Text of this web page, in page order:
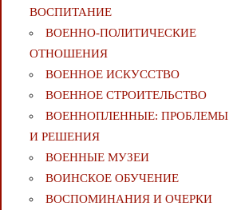
ВОСПИТАНИЕ
ВОЕННО-ПОЛИТИЧЕСКИE
ОТНОШЕНИЯ
ВОЕННОЕ ИСКУССТВО
ВОЕННОЕ СТРОИТЕЛЬСТВО
ВОЕННОПЛЕННЫЕ: ПРОБЛЕМЫ
И РЕШЕНИЯ
ВОЕННЫЕ МУЗЕИ
ВОИНСКОЕ ОБУЧЕНИЕ
ВОСПОМИНАНИЯ И ОЧЕРКИ